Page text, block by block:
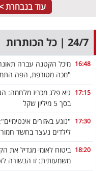
עוד בנבחרת
24/7 | כל הכותרות
16:48 מיכל הקטנה עברה
"מכה מטורפת, הפה
17:15 גיא פלג מכריז מלחמה:
בסך 5 מיליון שקל
17:30 "נוגע באזורים
לילדים נעצר בחשד חמור
18:20 ביטוח לאומי מגדיל את
משמעותית: זו הבשורה